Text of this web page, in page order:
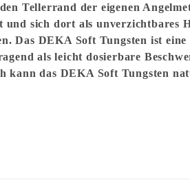
Tellerrand der eigenen
und sich dort als
Das DEKA Soft Tungsten ist
als leicht dosierbare
kann das DEKA Soft Tungsten